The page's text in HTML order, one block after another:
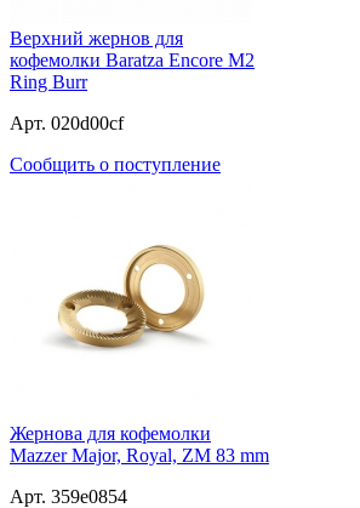
Верхний жернов для
кофемолки Baratza Encore M2
Ring Burr
Арт. 020d00cf
Сообщить о поступление
Жернова для кофемолки
Mazzer Major, Royal, ZM 83 mm
Арт. 359e0854